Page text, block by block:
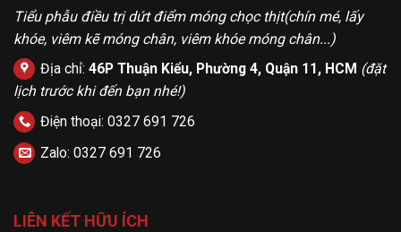
Tiểu phẫu điều trị dứt điểm móng chọc thịt(chín mé, lấy
khóe, viêm kẽ móng chân, viêm khóe móng chân...)
Địa chỉ: 46P Thuận Kiểu, Phường 4, Quận 11, HCM (đặt
lịch trước khi đến bạn nhé!)
Điện thoại: 0327 691 726
Zalo: 0327 691 726
LIÊN KẾT HỮU ÍCH